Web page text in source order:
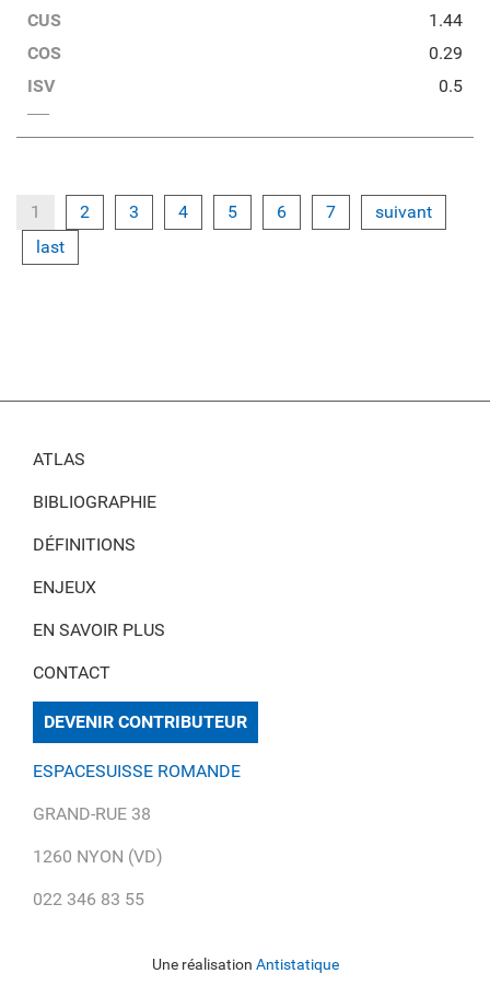
CUS
1.44
COS
0.29
ISV
0.5
1 2 3 4 5 6 7
suivant
last
ATLAS
BIBLIOGRAPHIE
DÉFINITIONS
ENJEUX
EN SAVOIR PLUS
CONTACT
DEVENIR CONTRIBUTEUR
ESPACESUISSE ROMANDE
GRAND-RUE 38
1260 NYON (VD)
022 346 83 55
Une réalisation Antistatique